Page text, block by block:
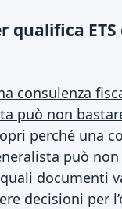
qualifica
consulenza
può non
perché una
può
quali documenti
decisioni per